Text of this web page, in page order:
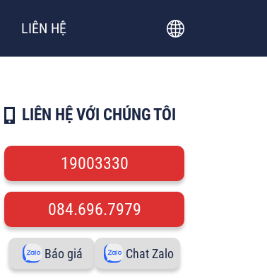
LIÊN HỆ
LIÊN HỆ VỚI CHÚNG TÔI
19003330
084.696.7979
Báo giá Chat Zalo